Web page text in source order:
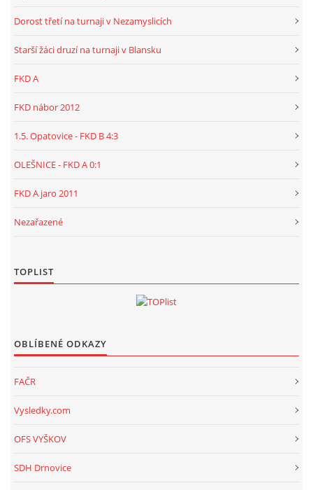
Dorost třetí na turnaji v Nezamyslicích
Starší žáci druzí na turnaji v Blansku
FKD A
FKD nábor 2012
1.5. Opatovice - FKD B 4:3
OLEŠNICE - FKD A 0:1
FKD A jaro 2011
Nezařazené
TOPLIST
OBLÍBENÉ ODKAZY
FAČR
Vysledky.com
OFS VYŠKOV
SDH Drnovice